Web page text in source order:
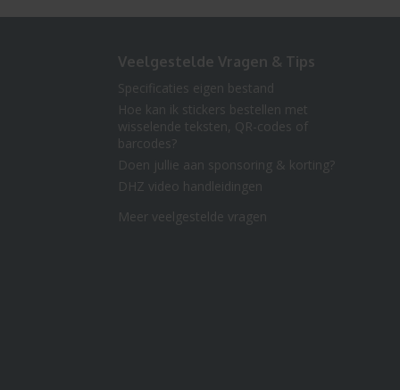
Veelgestelde Vragen & Tips
Specificaties eigen bestand
Hoe kan ik stickers bestellen met
wisselende teksten, QR-codes of
barcodes?
Doen jullie aan sponsoring & korting?
DHZ video handleidingen
Meer veelgestelde vragen